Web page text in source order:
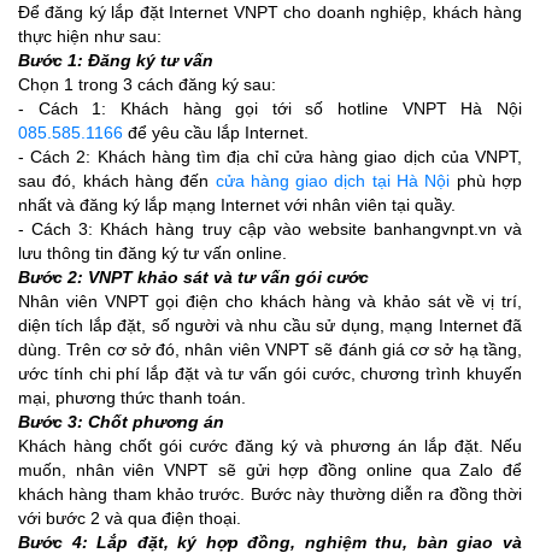
Để đăng ký lắp đặt Internet VNPT cho doanh nghiệp, khách hàng
thực hiện như sau:
Bước 1: Đăng ký tư vấn
Chọn 1 trong 3 cách đăng ký sau:
- Cách 1: Khách hàng gọi tới số hotline VNPT Hà Nội
085.585.1166 để yêu cầu lắp Internet.
- Cách 2: Khách hàng tìm địa chỉ cửa hàng giao dịch của VNPT,
sau đó, khách hàng đến cửa hàng giao dịch tại Hà Nội phù hợp
nhất và đăng ký lắp mạng Internet với nhân viên tại quầy.
- Cách 3: Khách hàng truy cập vào website banhangvnpt.vn và
lưu thông tin đăng ký tư vấn online.
Bước 2: VNPT khảo sát và tư vấn gói cước
Nhân viên VNPT gọi điện cho khách hàng và khảo sát về vị trí,
diện tích lắp đặt, số người và nhu cầu sử dụng, mạng Internet đã
dùng. Trên cơ sở đó, nhân viên VNPT sẽ đánh giá cơ sở hạ tầng,
ước tính chi phí lắp đặt và tư vấn gói cước, chương trình khuyến
mại, phương thức thanh toán.
Bước 3: Chốt phương án
Khách hàng chốt gói cước đăng ký và phương án lắp đặt. Nếu
muốn, nhân viên VNPT sẽ gửi hợp đồng online qua Zalo để
khách hàng tham khảo trước. Bước này thường diễn ra đồng thời
với bước 2 và qua điện thoại.
Bước 4: Lắp đặt, ký hợp đồng, nghiệm thu, bàn giao và